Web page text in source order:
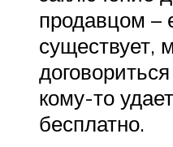
продавцом –
существует,
кому-то
бесплатно.